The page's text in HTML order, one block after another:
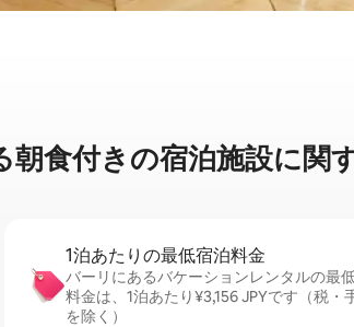
朝⁠食⁠付⁠き⁠の宿⁠泊⁠施⁠設⁠に関⁠
1泊あたりの最⁠低⁠宿⁠泊⁠料⁠金
バーリにあるバケーションレンタルの最
料金は、1泊あたり¥3,156 JPYです（税・
を除く）